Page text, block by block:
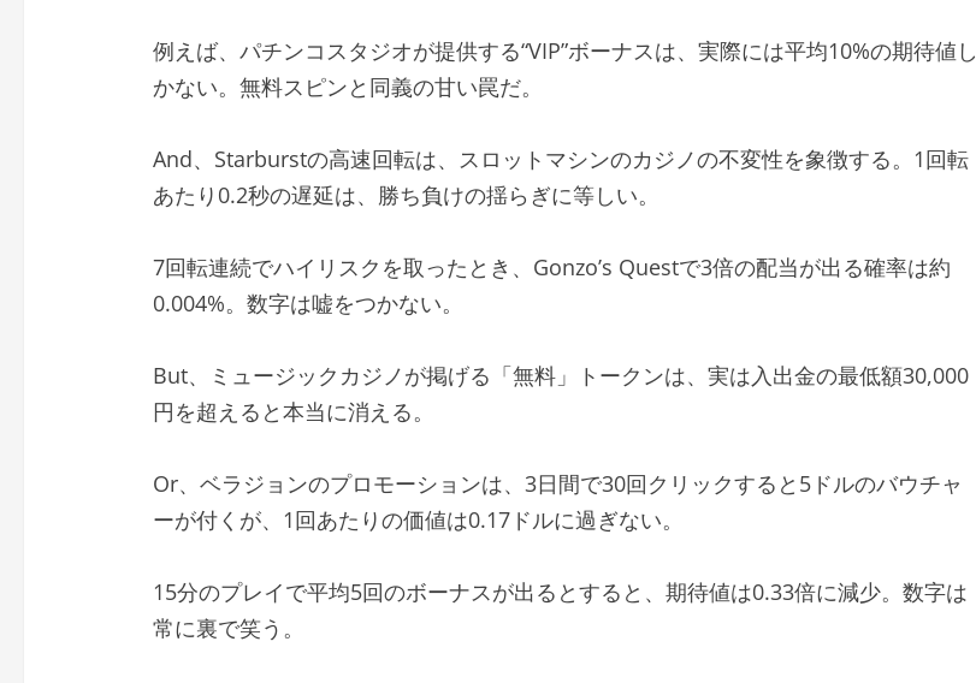
例えば、パチンコスタジオが提供する“VIP”ボーナスは、実際には平均10%の期待値し
かない。無料スピンと同義の甘い罠だ。
And、Starburstの高速回転は、スロットマシンのカジノの不変性を象徴する。1回転
あたり0.2秒の遅延は、勝ち負けの揺らぎに等しい。
7回転連続でハイリスクを取ったとき、Gonzo’s Questで3倍の配当が出る確率は約
0.004%。数字は嘘をつかない。
But、ミュージックカジノが掲げる「無料」トークンは、実は入出金の最低額30,000
円を超えると本当に消える。
Or、ベラジョンのプロモーションは、3日間で30回クリックすると5ドルのバウチャ
ーが付くが、1回あたりの価値は0.17ドルに過ぎない。
15分のプレイで平均5回のボーナスが出るとすると、期待値は0.33倍に減少。数字は
常に裏で笑う。